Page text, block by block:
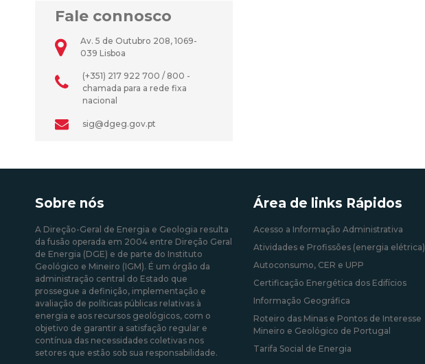
Fale connosco
Av. 5 de Outubro 208, 1069-
039 Lisboa
(+351) 217 922 700 / 800 -
chamada para a rede fixa
nacional
sig@dgeg.gov.pt
Sobre nós
A Direção-Geral de Energia e Geologia resulta
da fusão operada em 2004 entre Direção Geral
de Energia (DGE) e de parte do Instituto
Geológico e Mineiro (IGM). É um órgão da
administração central do Estado que
prossegue a definição, implementação e
avaliação de políticas públicas relativas à
energia e aos recursos geológicos, com o
objetivo de garantir a satisfação regular e
contínua das necessidades coletivas nos
setores que estão sob sua responsabilidade.
Área de links Rápidos
Acesso a Informação Administrativa
Atividades e Profissões (energia elétrica)
Autoconsumo, CER e UPP
Certificação Energética dos Edifícios
Informação Geográfica
Roteiro das Minas e Pontos de Interesse
Mineiro e Geológico de Portugal
Tarifa Social de Energia